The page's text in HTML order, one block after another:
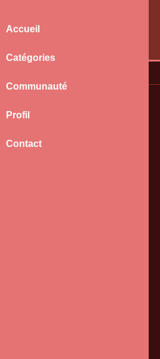
Accueil
Catégories
Communauté
Profil
Contact